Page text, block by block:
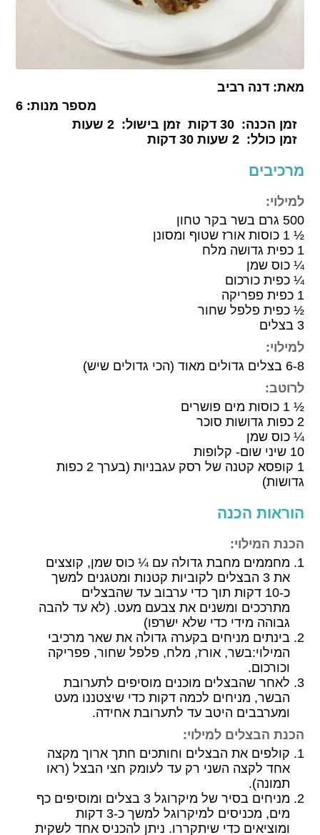
מאת:דנה רביב
מספר מנות: 6
זמן הכנה:30 דקות זמן בישול:2 שעות
זמן כולל:2 שעות 30 דקות
מרכיבים
למילוי:
500 גרם בשר בקר טחון
½ 1 כוסות אורז שטוף ומסונן
1 כפית גדושה מלח
¼ כוס שמן
¼ כפית כורכום
1 כפית פפריקה
½ כפית פלפל שחור
3 בצלים
למילוי:
6-8 בצלים גדולים מאוד (הכי גדולים שיש)
לרוטב:
½ 1 כוסות מים פושרים
2 כפות גדושות סוכר
¼ כוס שמן
10 שיני שום- קלופות
1 קופסא קטנה של רסק עגבניות (בערך 2 כפות
גדושות)
הוראות הכנה
הכנת המילוי:
מחממים מחבת גדולה עם ¼ כוס שמן, קוצצים
את 3 הבצלים לקוביות קטנות ומטגנים למשך
כ-10 דקות תוך כדי ערבוב עד שהבצלים
מתרככים ומשנים את צבעם מעט. (לא עד להבה
גבוהה מידי כדי שלא ישרפו)
בינתים מניחים בקערה גדולה את שאר מרכיבי
המילוי:בשר, אורז, מלח, פלפל שחור, פפריקה
וכורכום.
לאחר שהבצלים מוכנים מוסיפים לתערובת
הבשר, מניחים לכמה דקות כדי שיצטננו מעט
ומערבבים היטב עד לתערובת אחידה.
הכנת הבצלים למילוי:
קולפים את הבצלים וחותכים חתך ארוך מקצה
אחד לקצה השני רק עד לעומק חצי הבצל (ראו
תמונה).
מניחים בסיר של מיקרוגל 3 בצלים ומוסיפים כף
מים, מכניסים למיקרוגל למשך כ-3 דקות
ומוציאים כדי שיתקררו. ניתן להכניס אחד לשקית